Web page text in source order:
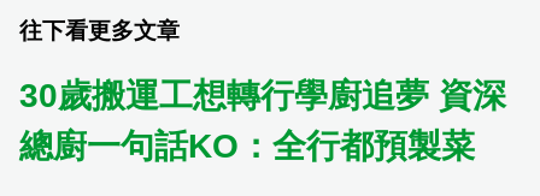
往下看更多文章
30歲搬運工想轉行學廚追夢 資深
總廚一句話KO：全行都預製菜